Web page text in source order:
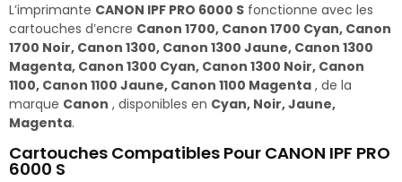
L’imprimante CANON IPF PRO 6000 S fonctionne avec les
cartouches d’encre Canon 1700, Canon 1700 Cyan, Canon
1700 Noir, Canon 1300, Canon 1300 Jaune, Canon 1300
Magenta, Canon 1300 Cyan, Canon 1300 Noir, Canon
1100, Canon 1100 Jaune, Canon 1100 Magenta , de la
marque Canon , disponibles en Cyan, Noir, Jaune,
Magenta.
Cartouches Compatibles Pour CANON IPF PRO
6000 S